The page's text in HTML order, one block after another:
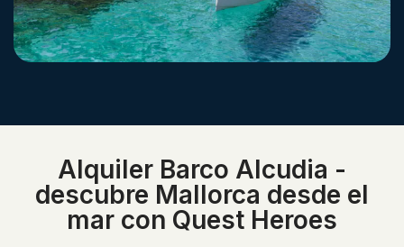
Alquiler Barco Alcudia -
descubre Mallorca desde el
mar con Quest Heroes